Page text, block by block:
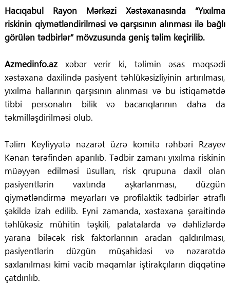
Hacıqabul Rayon Mərkəzi Xəstəxanasında “Yıxılma
riskinin qiymətləndirilməsi və qarşısının alınması ilə bağlı
görülən tədbirlər” mövzusunda geniş təlim keçirilib.
Azmedinfo.azxəbər verir ki, təlimin əsas məqsədi
xəstəxana daxilində pasiyent təhlükəsizliyinin artırılması,
yıxılma hallarının qarşısının alınması və bu istiqamətdə
tibbi personalın bilik və bacarıqlarının daha da
təkmilləşdirilməsi olub.
Təlim Keyfiyyətə nəzarət üzrə komitə rəhbəri Rzayev
Kənan tərəfindən aparılıb. Tədbir zamanı yıxılma riskinin
müəyyən edilməsi üsulları, risk qrupuna daxil olan
pasiyentlərin vaxtında aşkarlanması, düzgün
qiymətləndirmə meyarları və profilaktik tədbirlər ətraflı
şəkildə izah edilib. Eyni zamanda, xəstəxana şəraitində
təhlükəsiz mühitin təşkili, palatalarda və dəhlizlərdə
yarana biləcək risk faktorlarının aradan qaldırılması,
pasiyentlərin düzgün müşahidəsi və nəzarətdə
saxlanılması kimi vacib məqamlar iştirakçıların diqqətinə
çatdırılıb.